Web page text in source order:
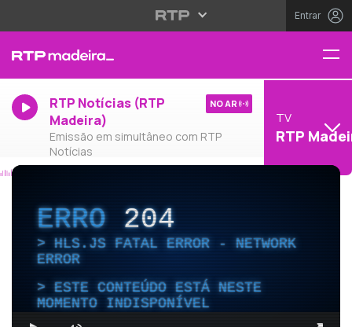
Entrar
RTP Notícias (RTP
Madeira)
Emissão em simultâneo com RTP
Notícias
NO AR
TV
RTP
ERRO204
HLS.JS FATAL ERROR - NETWORK
ERROR
ESTE CONTEÚDO ESTÁ NESTE
MOMENTO INDISPONÍVEL